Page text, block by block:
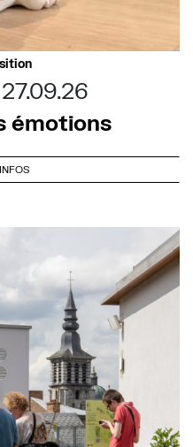
27.09.26
émotions